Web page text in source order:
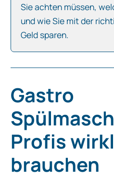
Sie achten müssen,
und wie Sie mit der
Geld sparen.
Gastro
Profis
brauchen